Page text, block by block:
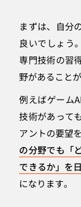
まずは、自分
良いでしょう
専門技術の習
野があること
例えばゲーム
技術があって
アントの要望
の分野でも「
できるか」を
になります。